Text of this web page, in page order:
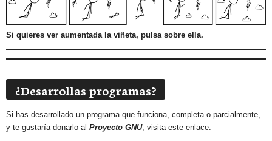
Si quieres ver aumentada la viñeta, pulsa sobre ella.
¿Desarrollas programas?
Si has desarrollado un programa que funciona, completa o parcialmente,
y te gustaría donarlo al Proyecto GNU, visita este enlace: